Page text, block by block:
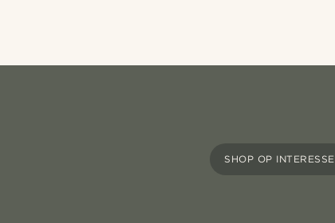
SHOP OP INTERESSE